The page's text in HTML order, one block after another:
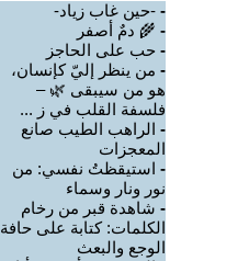
- -حين غاب زياد-
- 🌾 دمٌ أصفر
- حب على الحاجز
- من ينظر إليّ كإنسان،
هو من سيبقى 🌿 –
فلسفة القلب في ز ...
- الراهب الطيب صانع
المعجزات
- استيقظتُ نفسي: من
نور ونار وسماء
- شاهدة قبر من رخام
الكلمات: كتابة على حافة
الوجع والبعث